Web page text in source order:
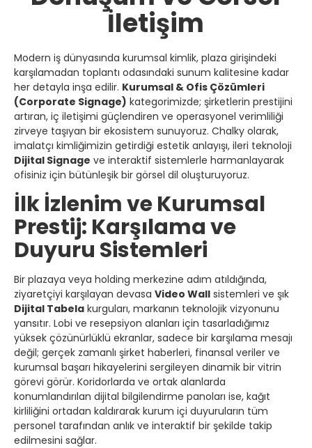
İletişim
Modern iş dünyasında kurumsal kimlik, plaza girişindeki
karşılamadan toplantı odasındaki sunum kalitesine kadar
her detayla inşa edilir. Kurumsal & Ofis Çözümleri
(Corporate Signage) kategorimizde; şirketlerin prestijini
artıran, iç iletişimi güçlendiren ve operasyonel verimliliği
zirveye taşıyan bir ekosistem sunuyoruz. Chalky olarak,
imalatçı kimliğimizin getirdiği estetik anlayışı, ileri teknoloji
Dijital Signage ve interaktif sistemlerle harmanlayarak
ofisiniz için bütünleşik bir görsel dil oluşturuyoruz.
İlk İzlenim ve Kurumsal
Prestij: Karşılama ve
Duyuru Sistemleri
Bir plazaya veya holding merkezine adım atıldığında,
ziyaretçiyi karşılayan devasa Video Wall sistemleri ve şık
Dijital Tabela kurguları, markanın teknolojik vizyonunu
yansıtır. Lobi ve resepsiyon alanları için tasarladığımız
yüksek çözünürlüklü ekranlar, sadece bir karşılama mesajı
değil; gerçek zamanlı şirket haberleri, finansal veriler ve
kurumsal başarı hikayelerini sergileyen dinamik bir vitrin
görevi görür. Koridorlarda ve ortak alanlarda
konumlandırılan dijital bilgilendirme panoları ise, kağıt
kirliliğini ortadan kaldırarak kurum içi duyuruların tüm
personel tarafından anlık ve interaktif bir şekilde takip
edilmesini sağlar.